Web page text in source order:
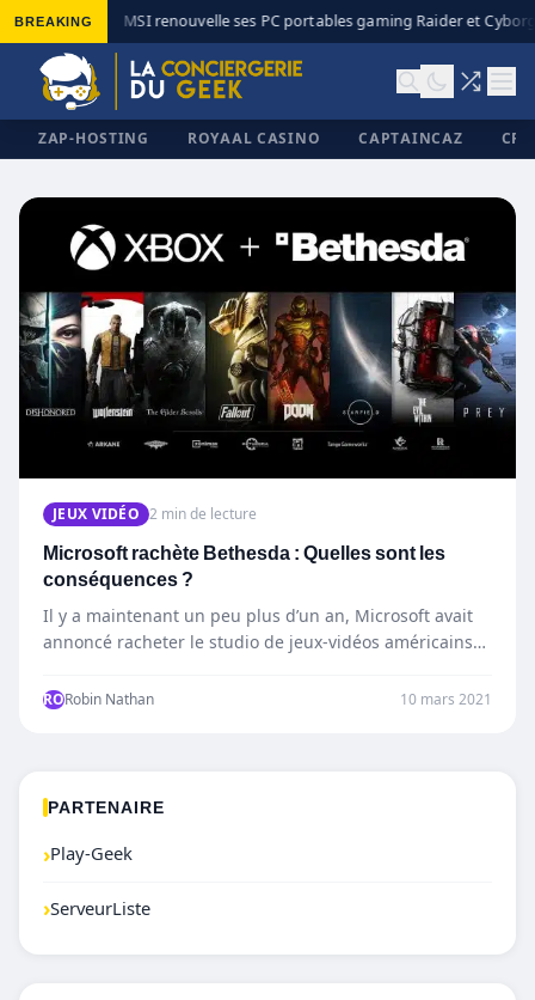
BREAKING MSI renouvelle ses PC portables gaming Raider et
ZAP-HOSTING ROYAAL CASINO CAPTAINCAZ
JEUX VIDÉO 2 min de lecture
Microsoft rachète Bethesda : Quelles sont les
conséquences ?
Il y a maintenant un peu plus d’un an, Microsoft avait
annoncé racheter le studio de jeux-vidéos américains…
RORobin Nathan 10 mars 2021
PARTENAIRE
›Play-Geek
›ServeurListe